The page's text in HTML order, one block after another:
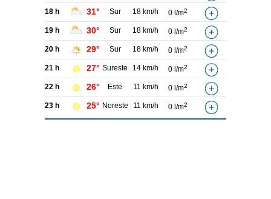
18 h 31° Sur 18 km/h 0 l/m2
19 h 30° Sur 18 km/h 0 l/m2
20 h 29° Sur 18 km/h 0 l/m2
21 h 27° Sureste 14 km/h 0 l/m2
22 h 26° Este 11 km/h 0 l/m2
23 h 25° Noreste 11 km/h 0 l/m2